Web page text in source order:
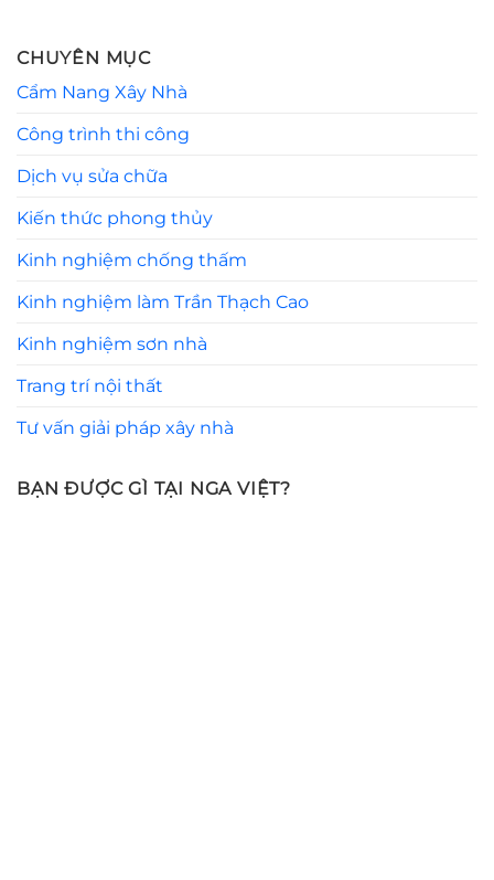
CHUYÊN MỤC
Cẩm Nang Xây Nhà
Công trình thi công
Dịch vụ sửa chữa
Kiến thức phong thủy
Kinh nghiệm chống thấm
Kinh nghiệm làm Trần Thạch Cao
Kinh nghiệm sơn nhà
Trang trí nội thất
Tư vấn giải pháp xây nhà
BẠN ĐƯỢC GÌ TẠI NGA VIỆT?